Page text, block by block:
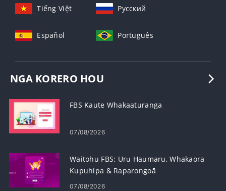
Tiếng Việt Русский
Español Português
NGA KORERO HOU
FBS Kaute Whakaaturanga
07/08/2026
Waitohu FBS: Uru Haumaru, Whakaora
Kupuhipa & Raparongoā
07/08/2026